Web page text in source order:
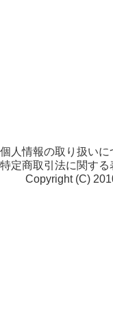
個人情報の取り扱いに
特定商取引法に関する
Copyright (C)